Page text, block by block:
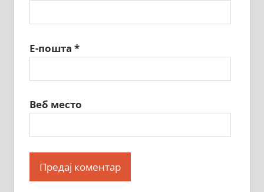
Е-пошта *
Веб место